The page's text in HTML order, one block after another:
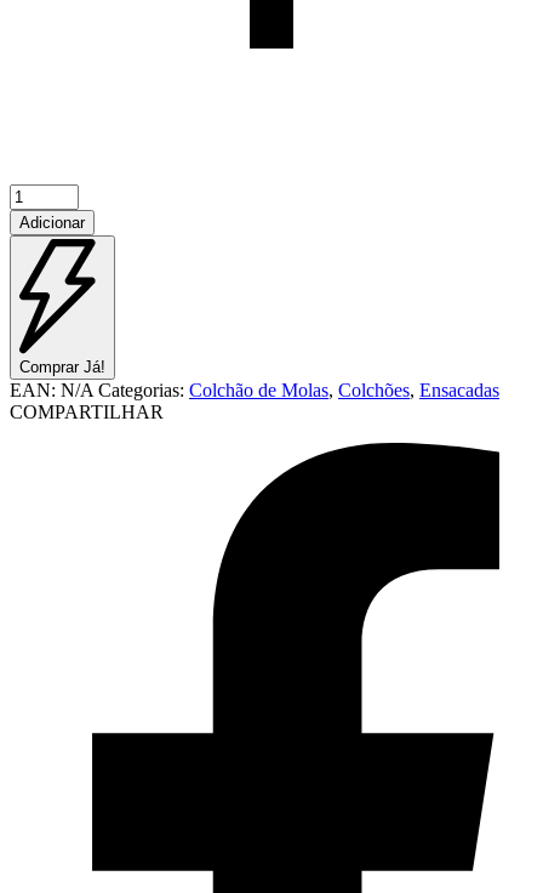
Quantidade
de
Sense
Visco
Adicionar
Comprar Já!
EAN: N/A Categorias: Colchão de Molas, Colchões, Ensacadas
COMPARTILHAR